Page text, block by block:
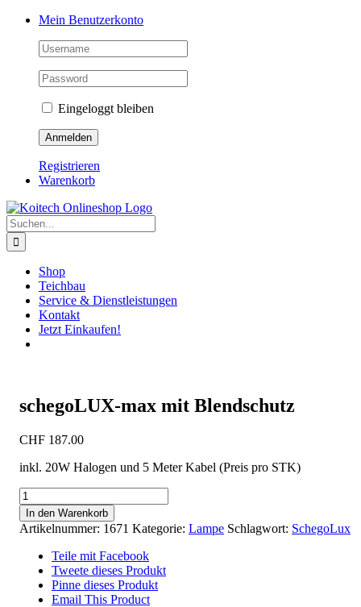
Skip
Mein Benutzerkonto
Eingeloggt bleiben
Registrieren
Warenkorb
Suche
nach:
Shop
Teichbau
Service & Dienstleistungen
Kontakt
Jetzt Einkaufen!
schegoLUX-max mit Blendschutz
CHF 187.00
inkl. 20W Halogen und 5 Meter Kabel (Preis pro STK)
schegoLUX-
max
mit
Blendschutz
Menge
In den Warenkorb
Artikelnummer: 1671 Kategorie: Lampe Schlagwort: SchegoLux
Teile mit Facebook
Tweete dieses Produkt
Pinne dieses Produkt
Email This Product